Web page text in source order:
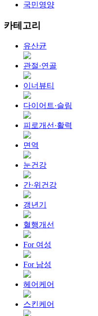
국민영양
카테고리
유산균
관절·연골
이너뷰티
다이어트·슬림
피로개선·활력
면역
눈건강
간·위건강
갱년기
혈행개선
For 여성
For 남성
헤어케어
스킨케어